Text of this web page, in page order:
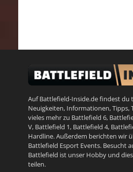
Auf Battlefield-Inside.de findest du
Neuigkeiten, Informationen, Tipps,
vieles mehr zu Battlefield 6,
V, Battlefield 1, Battlefield 4,
Hardline. Außerdem berichten wir
Battlefield Esport Events. Besucht
Battlefield ist unser Hobby und
teilen.